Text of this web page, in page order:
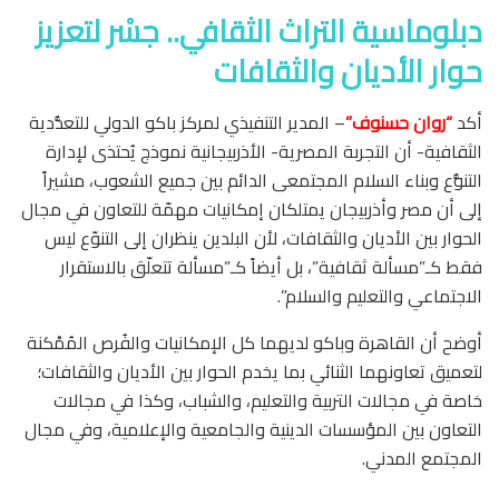
دبلوماسية التراث الثقافي.. جسْر لتعزيز
حوار الأديان والثقافات
أكد“روان حسنوف”– المدير التنفيذي لمركز باكو الدولي للتعدُّدية
الثقافية- أن التجربة المصرية- الأذربيجانية نموذج يُحتذى لإدارة
التنوُّع وبناء السلام المجتمعى الدائم بين جميع الشعوب، مشيراً
إلى أن مصر وأذربيجان يمتلكان إمكانيات مهمّة للتعاون في مجال
الحوار بين الأديان والثقافات، لأن البلدين ينظران إلى التنوّع ليس
فقط كـ”مسألة ثقافية”، بل أيضاً كـ”مسألة تتعلّق بالاستقرار
الاجتماعي والتعليم والسلام”.
أوضح أن القاهرة وباكو لديهما كل الإمكانيات والفُرص المُمْكنة
لتعميق تعاونهما الثنائي بما يخدم الحوار بين الأديان والثقافات؛
خاصة في مجالات التربية والتعليم، والشباب، وكذا في مجالات
التعاون بين المؤسسات الدينية والجامعية والإعلامية، وفي مجال
المجتمع المدني.